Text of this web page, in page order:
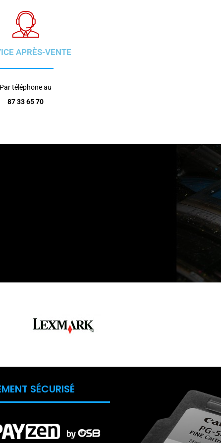
APRÈS-VENTE
Par téléphone au
87 33 65 70
SÉCURISÉ